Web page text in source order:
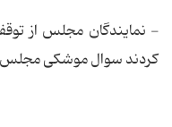
- نمایندگان مجلس از
کردند سوال موشکی مجلس